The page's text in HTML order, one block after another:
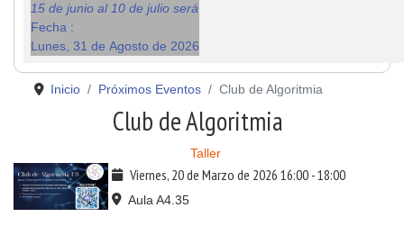
15 de junio al 10 de julio será
Fecha :
Lunes, 31 de Agosto de 2026
Inicio Próximos Eventos Club de Algoritmia
Club de Algoritmia
Taller
Viernes, 20 de Marzo de 2026 16:00-18:00
Aula A4.35